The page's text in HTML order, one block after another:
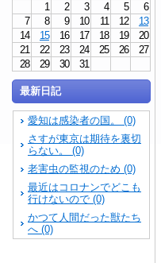
1
2 3 4 5
6
7
8 9 10 11 12
13
14
15 16 17 18 19
20
21
22 23 24 25 26
27
28
29 30 31
最新日記
愛知は感染者の国。 (0)
さすが東京は期待を裏切
らない。 (0)
老害虫の監視のため (0)
最近はコロナンでどこも
行けないので (0)
かつて人間だった獣たち
へ (0)